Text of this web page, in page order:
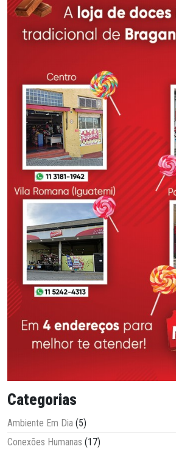
Categorias
Ambiente Em Dia (5)
Conexões Humanas (17)